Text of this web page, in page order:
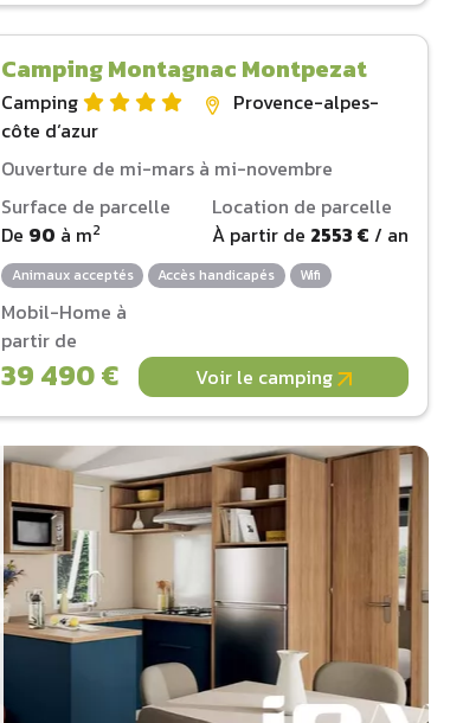
Camping Montagnac Montpezat
Camping
Provence-alpes-
côte d‘azur
Ouverture de mi-mars à mi-novembre
Surface de parcelle
De 90 à m2
Location de parcelle
À partir de 2553 € / an
Animaux acceptés Accès handicapés Wifi
Mobil-Home à
partir de
39 490 € Voir le camping